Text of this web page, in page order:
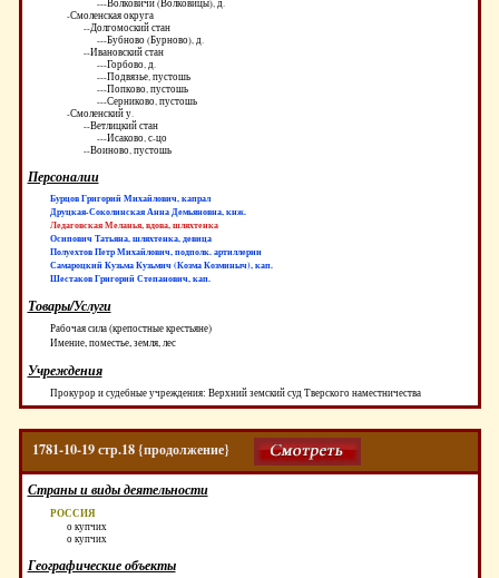
-Смоленская округа
--Долгомоский стан
---Бубново (Бурново), д.
--Ивановский стан
---Горбово, д.
---Подвязье, пустошь
---Попково, пустошь
---Серниково, пустошь
-Смоленский у.
--Ветлицкий стан
---Исаково, с-цо
--Воиново, пустошь
Персоналии
Бурцов Григорий Михайлович, капрал
Друцкая-Соколинская Анна Демьяновна, кнж.
Ледаговская Меланья, вдова, шляхтенка
Осипович Татьяна, шляхтенка, девица
Полуехтов Петр Михайлович, подполк. артиллерии
Самароцкий Кузьма Кузьмич (Козма Козминыч), кап.
Шестаков Григорий Степанович, кап.
Товары/Услуги
Рабочая сила (крепостные крестьяне)
Имение, поместье, земля, лес
Учреждения
Прокурор и судебные учреждения: Верхний земский суд Тверского наместничества
1781-10-19 стр.18 {продолжение}
Страны и виды деятельности
РОССИЯ
о купчих
о купчих
Географические объекты